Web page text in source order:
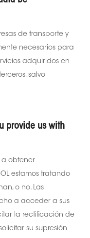
de transporte y
necesarios para
adquiridos en
salvo
provide us with
a obtener
estamos tratando
o no. Las
a acceder a sus
la rectificación de
su supresión